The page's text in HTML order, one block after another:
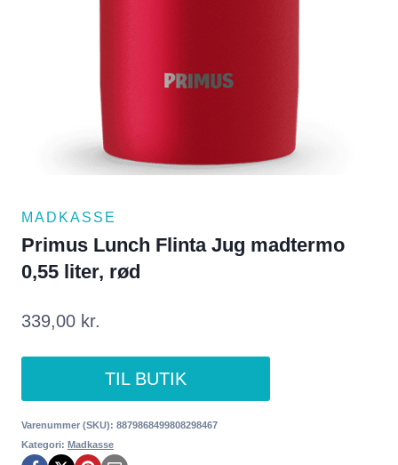
MADKASSE
Primus Lunch Flinta Jug madtermo
0,55 liter, rød
339,00 kr.
TIL BUTIK
Varenummer (SKU): 8879868499808298467
Kategori: Madkasse